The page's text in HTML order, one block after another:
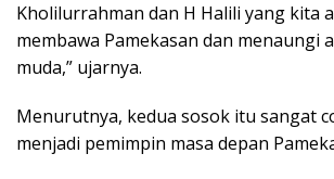
Kholilurrahman dan H Halili yang kita
membawa Pamekasan dan menaungi
muda,” ujarnya.
Menurutnya, kedua sosok itu sangat
menjadi pemimpin masa depan